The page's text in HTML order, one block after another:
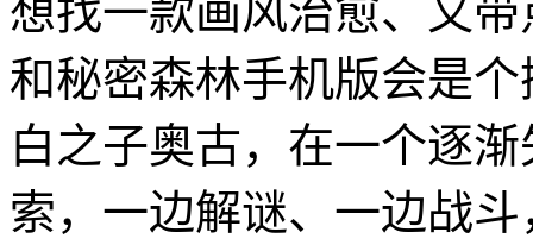
想找一款画风治愈、又带
和秘密森林手机版会是
白之子奥古，在一个逐
索，一边解谜、一边战